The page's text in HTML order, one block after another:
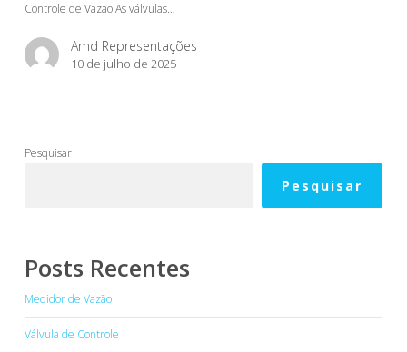
Controle de Vazão As válvulas…
Amd Representações
10 de julho de 2025
Pesquisar
Pesquisar
Posts Recentes
Medidor de Vazão
Válvula de Controle